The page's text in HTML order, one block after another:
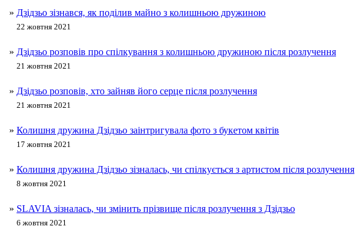
» Дзідзьо зізнався, як поділив майно з колишньою дружиною
22 жовтня 2021
» Дзідзьо розповів про спілкування з колишньою дружиною після розлучення
21 жовтня 2021
» Дзідзьо розповів, хто зайняв його серце після розлучення
21 жовтня 2021
» Колишня дружина Дзідзьо заінтригувала фото з букетом квітів
17 жовтня 2021
» Колишня дружина Дзідзьо зізналась, чи спілкується з артистом після розлучення
8 жовтня 2021
» SLAVIA зізналась, чи змінить прізвище після розлучення з Дзідзьо
6 жовтня 2021